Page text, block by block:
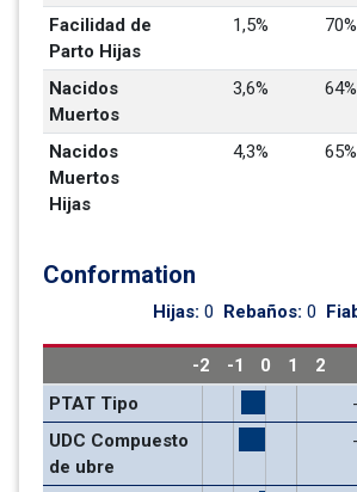
Facilidad de
Parto Hijas
1,5%
Nacidos
Muertos
3,6%
Nacidos
Muertos
Hijas
4,3%
Conformation
Hijas: 0 Rebaños: 0
-2 -1 0 1
2
PTAT Tipo
UDC Compuesto
de ubre